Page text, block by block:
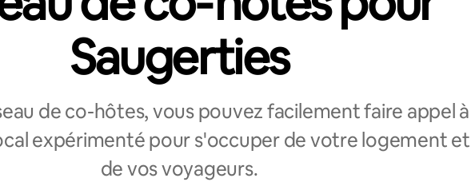
Saugerties
de co-hôtes, vous pouvez facilement faire appel à
expérimenté pour s'occuper de votre logement et
de vos voyageurs.